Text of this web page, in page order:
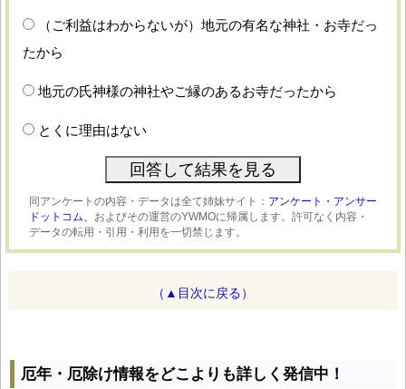
（ご利益はわからないが）地元の有名な神社・お寺だっ
たから
地元の氏神様の神社やご縁のあるお寺だったから
とくに理由はない
同アンケートの内容・データは全て姉妹サイト： アンケート・アンサー
ドットコム、 およびその運営のYWMOに帰属します。許可なく内容・
データの転用・引用・利用を一切禁じます。
（▲目次に戻る）
厄年・厄除け情報をどこよりも詳しく発信中！